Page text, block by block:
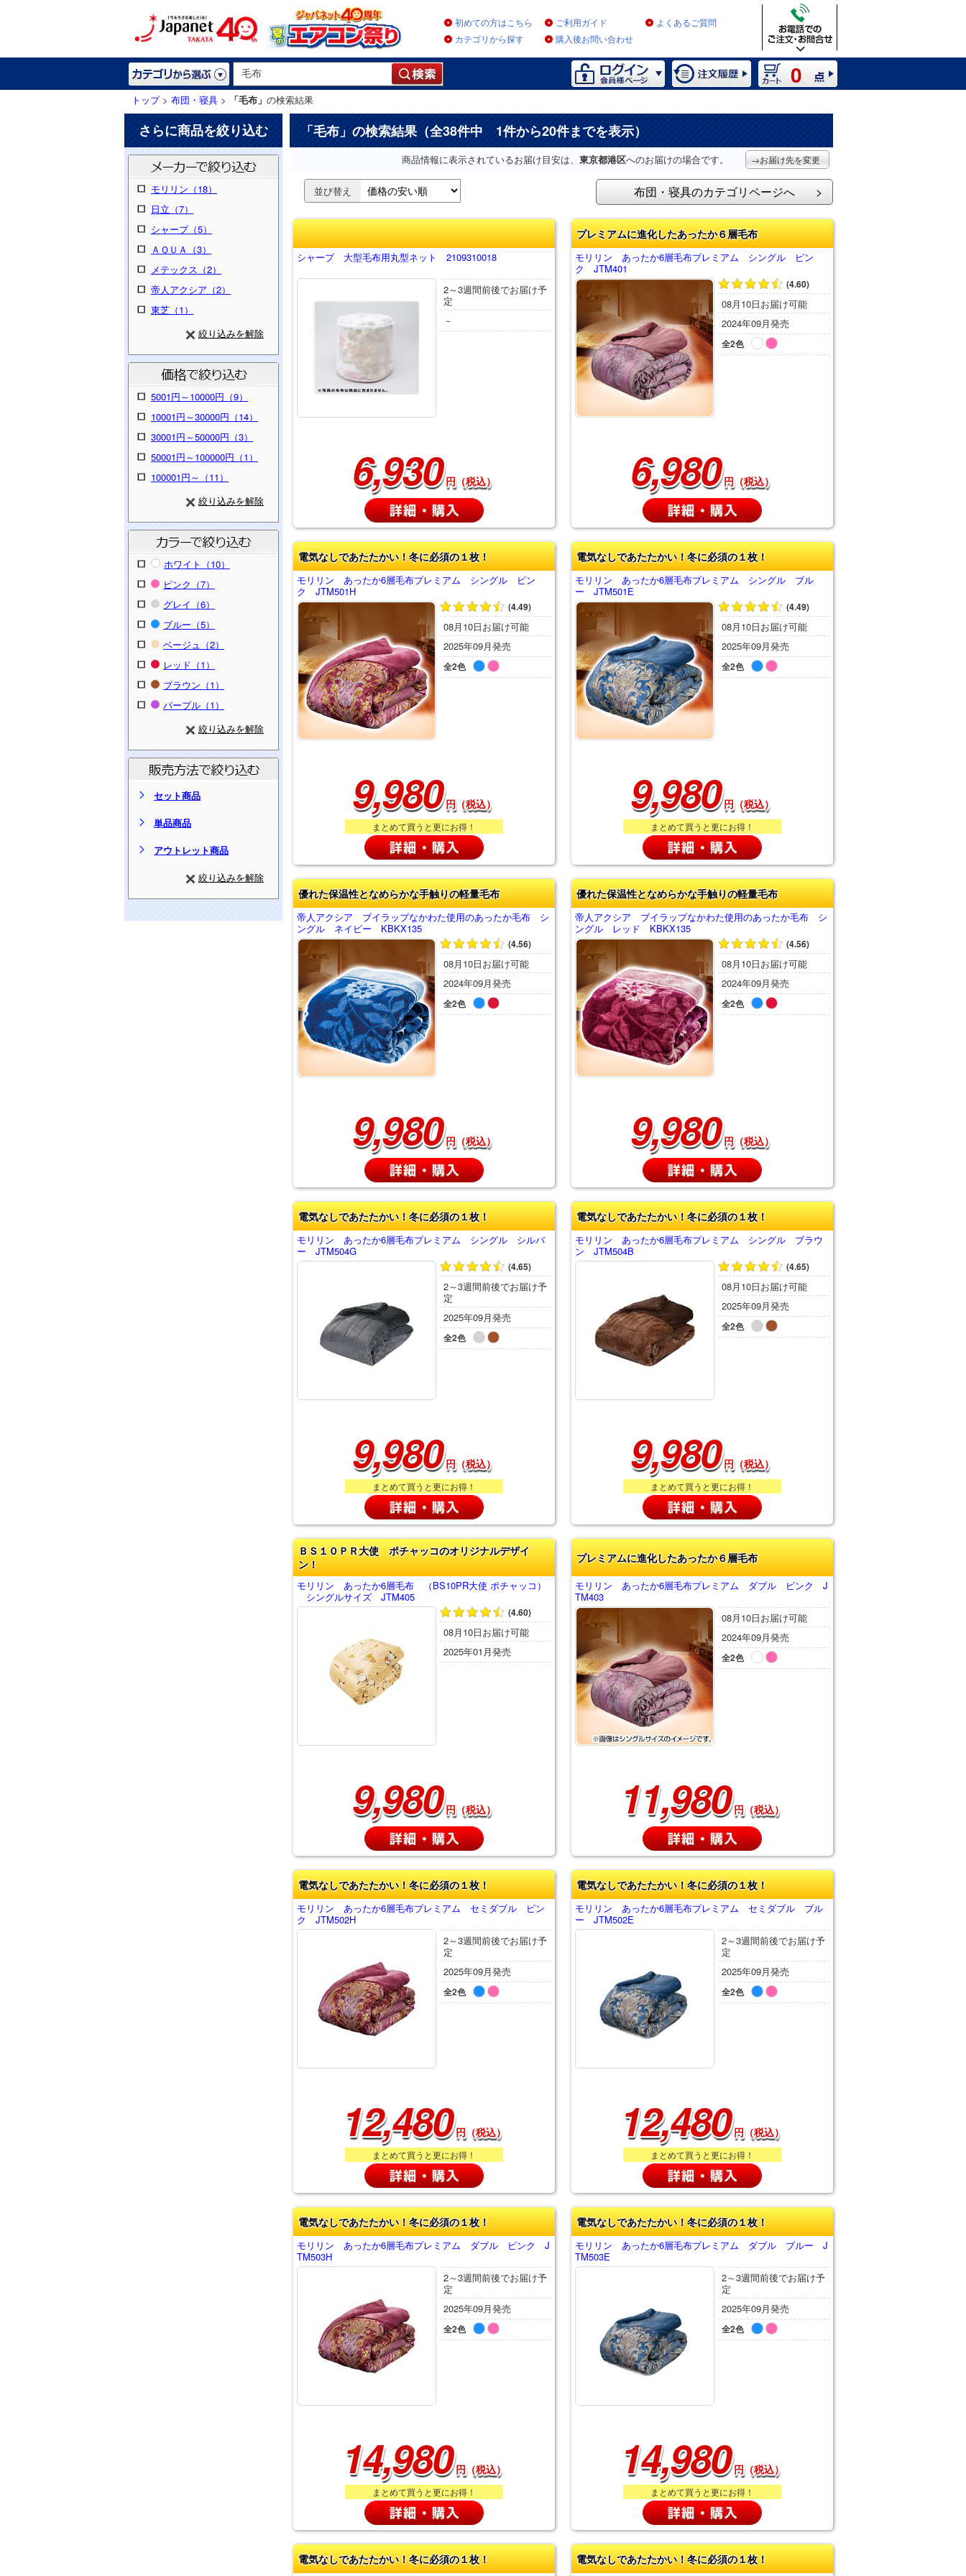
初めての方はこちら ご利用ガイド
よくあるご質問
カテゴリから探す
購入後お問い合わせ
0
トップ> 布団・寝具 > 「毛布」 の検索結果
さらに商品を絞り込む
モリリン（18）
日立（7）
シャープ（5）
ＡＱＵＡ（3）
メテックス（2）
帝人アクシア（2）
東芝（1）
絞り込みを解除
5001円～10000円（9）
10001円～30000円（14）
30001円～50000円（3）
50001円～100000円（1）
100001円～（11）
絞り込みを解除
ホワイト（10）
ピンク（7）
グレイ（6）
ブルー（5）
ベージュ（2）
レッド（1）
ブラウン（1）
パープル（1）
絞り込みを解除
セット商品
単品商品
アウトレット商品
絞り込みを解除
「毛布」の検索結果（全38件中 1件から20件までを表示）
商品情報に表示されているお届け目安は、 東京都港区へのお届けの場合です。 →お届け先を変更
並び替え 布団・寝具のカテゴリページへ
シャープ 大型毛布用丸型ネット 2109310018
2～3週間前後でお届け予
定
－
6,930 円（税込）
プレミアムに進化したあったか６層毛布
モリリン あったか6層毛布プレミアム シングル ピン
ク JTM401
(4.60)
08月10日お届け可能
2024年09月発売
全2色
6,980 円（税込）
電気なしであたたかい！冬に必須の１枚！
モリリン あったか6層毛布プレミアム シングル ピン
ク JTM501H
(4.49)
08月10日お届け可能
2025年09月発売
全2色
9,980 円（税込）
まとめて買うと更にお得！
電気なしであたたかい！冬に必須の１枚！
モリリン あったか6層毛布プレミアム シングル ブル
ー JTM501E
(4.49)
08月10日お届け可能
2025年09月発売
全2色
9,980 円（税込）
まとめて買うと更にお得！
優れた保温性となめらかな手触りの軽量毛布
帝人アクシア ブイラップなかわた使用のあったか毛布 シ
ングル ネイビー KBKX135
(4.56)
08月10日お届け可能
2024年09月発売
全2色
9,980 円（税込）
優れた保温性となめらかな手触りの軽量毛布
帝人アクシア ブイラップなかわた使用のあったか毛布 シ
ングル レッド KBKX135
(4.56)
08月10日お届け可能
2024年09月発売
全2色
9,980 円（税込）
電気なしであたたかい！冬に必須の１枚！
モリリン あったか6層毛布プレミアム シングル シルバ
ー JTM504G
(4.65)
2～3週間前後でお届け予
定
2025年09月発売
全2色
9,980 円（税込）
まとめて買うと更にお得！
電気なしであたたかい！冬に必須の１枚！
モリリン あったか6層毛布プレミアム シングル ブラウ
ン JTM504B
(4.65)
08月10日お届け可能
2025年09月発売
全2色
9,980 円（税込）
まとめて買うと更にお得！
ＢＳ１０ＰＲ大使 ポチャッコのオリジナルデザイ
ン！
モリリン あったか6層毛布 （BS10PR大使 ポチャッコ）
シングルサイズ JTM405
(4.60)
08月10日お届け可能
2025年01月発売
9,980 円（税込）
プレミアムに進化したあったか６層毛布
モリリン あったか6層毛布プレミアム ダブル ピンク J
TM403
08月10日お届け可能
2024年09月発売
全2色
11,980 円（税込）
電気なしであたたかい！冬に必須の１枚！
モリリン あったか6層毛布プレミアム セミダブル ピン
ク JTM502H
2～3週間前後でお届け予
定
2025年09月発売
全2色
12,480 円（税込）
まとめて買うと更にお得！
電気なしであたたかい！冬に必須の１枚！
モリリン あったか6層毛布プレミアム セミダブル ブル
ー JTM502E
2～3週間前後でお届け予
定
2025年09月発売
全2色
12,480 円（税込）
まとめて買うと更にお得！
電気なしであたたかい！冬に必須の１枚！
モリリン あったか6層毛布プレミアム ダブル ピンク J
TM503H
2～3週間前後でお届け予
定
2025年09月発売
全2色
14,980 円（税込）
まとめて買うと更にお得！
電気なしであたたかい！冬に必須の１枚！
モリリン あったか6層毛布プレミアム ダブル ブルー J
TM503E
2～3週間前後でお届け予
定
2025年09月発売
全2色
14,980 円（税込）
まとめて買うと更にお得！
電気なしであたたかい！冬に必須の１枚！ 電気なしであたたかい！冬に必須の１枚！